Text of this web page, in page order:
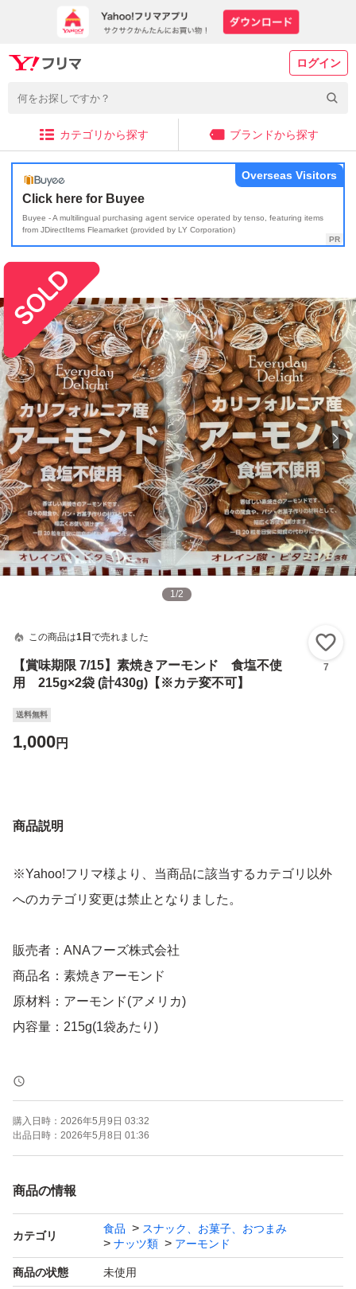
ログイン
カテゴリから探す ブランドから探す
Click here for Buyee
Buyee - A multilingual purchasing agent service operated by tenso, featuring items
from JDirectItems Fleamarket (provided by LY Corporation)
Overseas Visitors
1/2
この商品は1日 で売れました
【賞味期限 7/15】素焼きアーモンド 食塩不使
用 215g×2袋 (計430g)【※カテ変不可】
7
送料無料
1,000円
商品説明
※Yahoo!フリマ様より、当商品に該当するカテゴリ以外
へのカテゴリ変更は禁止となりました。
販売者：ANAフーズ株式会社
商品名：素焼きアーモンド
原材料：アーモンド(アメリカ)
内容量：215g(1袋あたり)
賞味期限は添付の画像 枠内上部に記載
正常保管の未開封品ですのでご安心ください。
そのまま食べても、お菓子作りなどに活用しても美味しく
召し上がれます！
購入日時： 2026年5月9日 03:32
出品日時： 2026年5月8日 01:36
商品の情報
カテゴリ
食品
スナック、お菓子、おつまみ
ナッツ類
アーモンド
商品の状態 未使用